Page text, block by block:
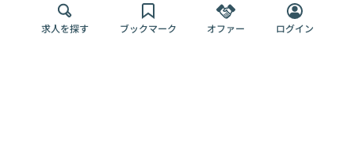
求人を探す ブックマーク オファー ログイン